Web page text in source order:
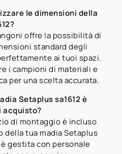
le dimensioni della
offre la possibilità di
standard degli
ai tuoi spazi.
i campioni di materiali e
per una scelta accurata.
Setaplus sa1612 è
acquisto?
di montaggio è incluso
della tua madia Setaplus
è gestita con personale